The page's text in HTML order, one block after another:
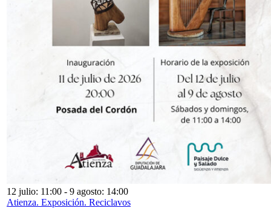
12 julio: 11:00 - 9 agosto: 14:00
Atienza. Exposición. Reciclavos